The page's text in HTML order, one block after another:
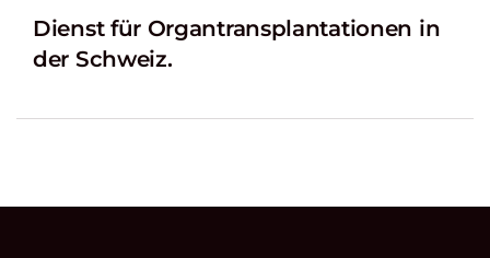
Dienst für Organtransplantationen in
der Schweiz.